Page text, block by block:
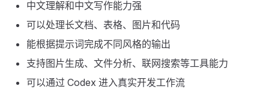
中文理解和中文写作能力强
可以处理长文档、表格、图片和代码
能根据提示词完成不同风格的输出
支持图片生成、文件分析、联网搜索等工具能力
可以通过 Codex 进入真实开发工作流